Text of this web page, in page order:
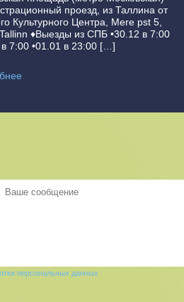
проезд, из Таллина от
Культурного Центра, Mere pst 5,
♦Выезды из СПБ •30.12 в 7:00
в 7:00 •01.01 в 23:00 […]
персональных данных